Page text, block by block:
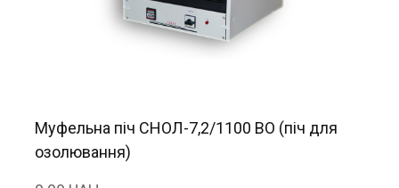
Муфельна піч СНОЛ-7,2/1100 ВО (піч для
озолювання)